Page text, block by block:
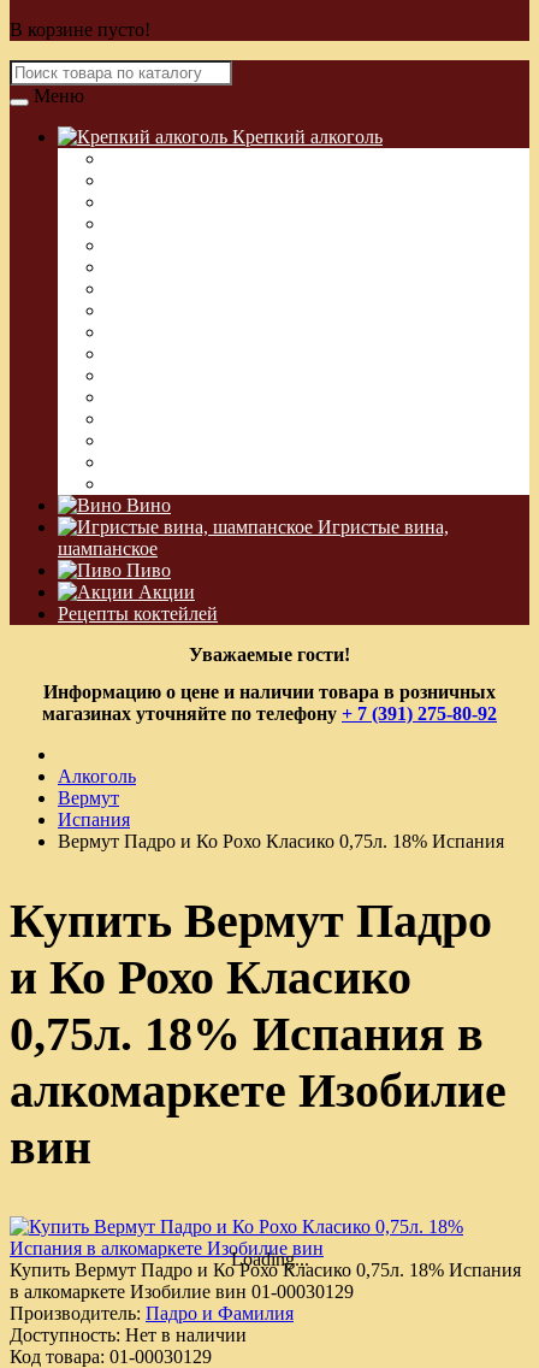
В корзине пусто!
Меню
Крепкий алкоголь
Вино
Игристые вина,
шампанское
Пиво
Акции
Рецепты коктейлей
Уважаемые гости!
Информацию о цене и наличии товара в розничных
магазинах уточняйте по телефону + 7 (391) 275-80-92
Алкоголь
Вермут
Испания
Вермут Падро и Ко Рохо Класико 0,75л. 18% Испания
Купить Вермут Падро
и Ко Рохо Класико
0,75л. 18% Испания в
алкомаркете Изобилие
вин
Loading...
Купить Вермут Падро и Ко Рохо Класико 0,75л. 18% Испания
в алкомаркете Изобилие вин 01-00030129
Производитель: Падро и Фамилия
Доступность: Нет в наличии
Код товара: 01-00030129